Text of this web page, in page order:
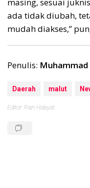
masing, sesuai
ada tidak diubah,
mudah diakses,”
Penulis: Muhammad
Daerah malut
Editor: Rian Hidayat